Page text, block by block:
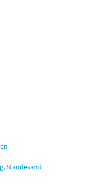
Standesamt